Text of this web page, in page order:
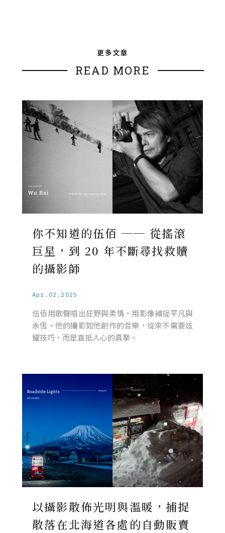
更多文章
READ MORE
你不知道的伍佰 ── 從搖滾
巨星，到 20 年不斷尋找救贖
的攝影師
Apr.02.2025
伍佰用歌聲唱出狂野與柔情，用影像捕捉平凡與
永恆。他的攝影如他創作的音樂，從來不需要炫
耀技巧，而是直抵人心的真摯。
以攝影散佈光明與溫暖，捕捉
散落在北海道各處的自動販賣